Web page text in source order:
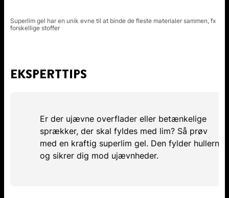
Superlim gel har en unik evne til at binde de fleste materialer sammen, fx
forskellige stoffer
EKSPERTTIPS
Er der ujævne overflader eller betænkelige
sprækker, der skal fyldes med lim? Så prøv
med en kraftig superlim gel. Den fylder hullerne
og sikrer dig mod ujævnheder.